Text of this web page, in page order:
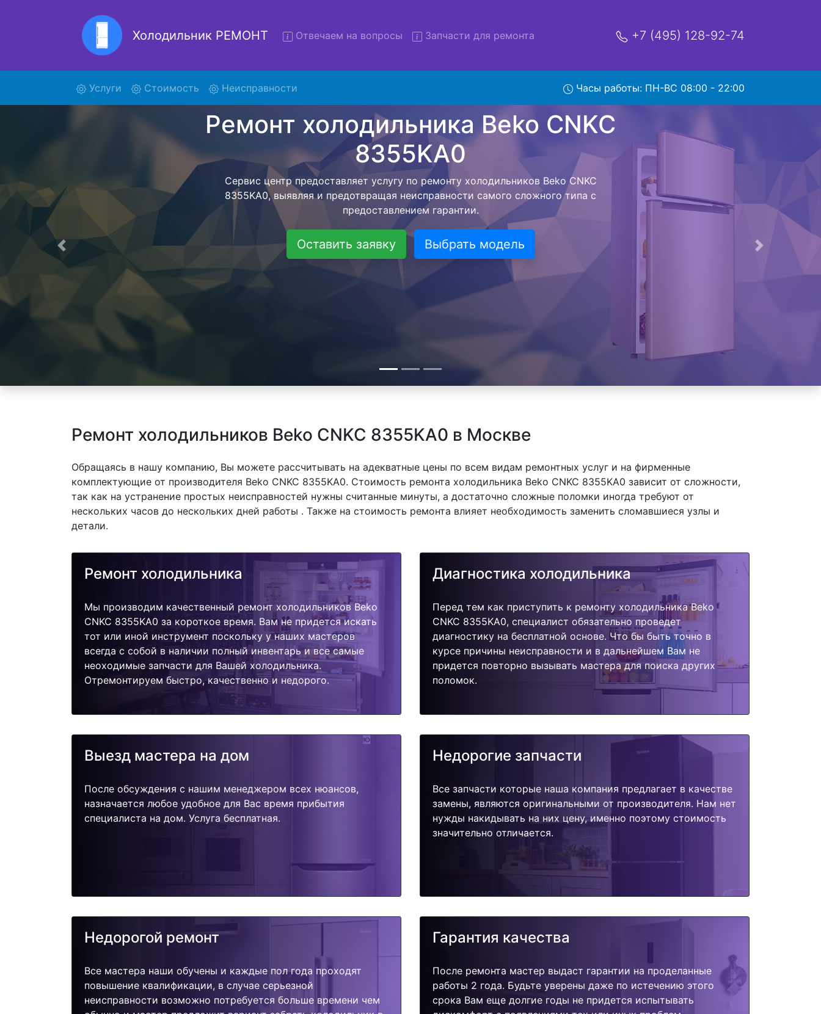
Холодильник РЕМОНТ Отвечаем на вопросы Запчасти для ремонта +7 (495) 128-92-74
Услуги (current)Стоимость Неисправности Часы работы: ПН-ВС 08:00 - 22:00
Ремонт холодильников с вывозом - чтобы клиент не тратил свое время и деньги на
поиски курьерской службы, наш мастер сам заберет холодильник Beko CNKC
8355KA0 и отвезет в сервисный центр. Ремонт холодильника Beko CNKC 8355KA0
осуществляется внутри сервисного центра, тем самым Вам не предстоит ожидать
мастера как закончит с ремонтом. Перед тем как холодильная техника сдается,
согласовывается конечная стоимость работ и в дальнейшем фиксируется.
Перечень бесплатных услуг от компании - Доставка холодильников , выезд
специалиста, консультирование и диагностика.
Оставить заявку Выбрать модель
Предыдущая Следующая
Ремонт холодильников Beko CNKC 8355KA0 в Москве
Обращаясь в нашу компанию, Вы можете рассчитывать на адекватные цены по всем видам ремонтных услуг и на фирменные
комплектующие от производителя Beko CNKC 8355KA0. Стоимость ремонта холодильника Beko CNKC 8355KA0 зависит от сложности,
так как на устранение простых неисправностей нужны считанные минуты, а достаточно сложные поломки иногда требуют от
нескольких часов до нескольких дней работы . Также на стоимость ремонта влияет необходимость заменить сломавшиеся узлы и
детали.
Ремонт холодильника
Мы производим качественный ремонт холодильников Beko
CNKC 8355KA0 за короткое время. Вам не придется искать
тот или иной инструмент поскольку у наших мастеров
всегда с собой в наличии полный инвентарь и все самые
неоходимые запчасти для Вашей холодильника.
Отремонтируем быстро, качественно и недорого.
Диагностика холодильника
Перед тем как приступить к ремонту холодильника Beko
CNKC 8355KA0, специалист обязательно проведет
диагностику на бесплатной основе. Что бы быть точно в
курсе причины неисправности и в дальнейшем Вам не
придется повторно вызывать мастера для поиска других
поломок.
Выезд мастера на дом
После обсуждения с нашим менеджером всех нюансов,
назначается любое удобное для Вас время прибытия
специалиста на дом. Услуга бесплатная.
Недорогие запчасти
Все запчасти которые наша компания предлагает в качестве
замены, являются оригинальными от производителя. Нам нет
нужды накидывать на них цену, именно поэтому стоимость
значительно отличается.
Недорогой ремонт
Все мастера наши обучены и каждые пол года проходят
повышение квалификации, в случае серьезной
неисправности возможно потребуется больше времени чем
Гарантия качества
После ремонта мастер выдаст гарантии на проделанные
работы 2 года. Будьте уверены даже по истечению этого
срока Вам еще долгие годы не придется испытывать